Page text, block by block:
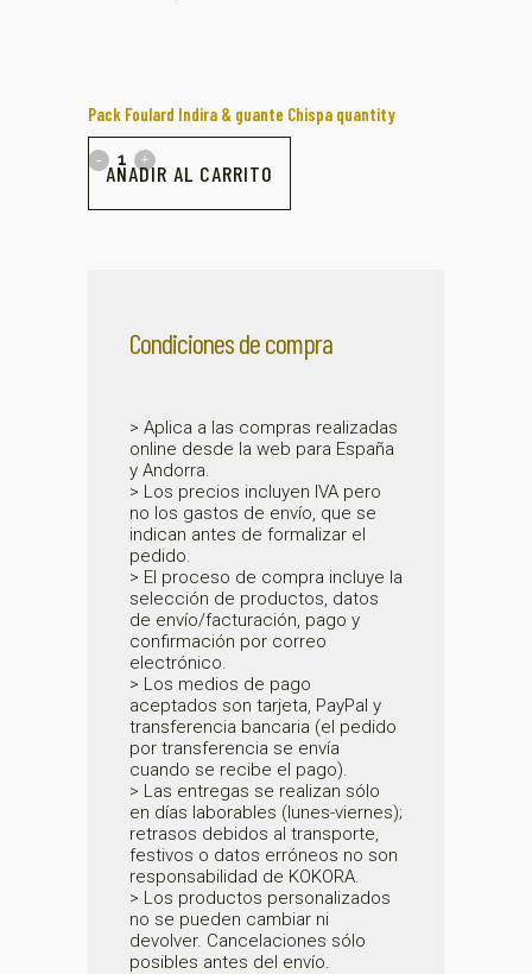
Pack Foulard Indira & guante Chispa quantity
AÑADIR AL CARRITO
Condiciones de compra
> Aplica a las compras realizadas
online desde la web para España
y Andorra.
> Los precios incluyen IVA pero
no los gastos de envío, que se
indican antes de formalizar el
pedido.
> El proceso de compra incluye la
selección de productos, datos
de envío/facturación, pago y
confirmación por correo
electrónico.
> Los medios de pago
aceptados son tarjeta, PayPal y
transferencia bancaria (el pedido
por transferencia se envía
cuando se recibe el pago).
> Las entregas se realizan sólo
en días laborables (lunes-viernes);
retrasos debidos al transporte,
festivos o datos erróneos no son
responsabilidad de KOKORA.
> Los productos personalizados
no se pueden cambiar ni
devolver. Cancelaciones sólo
posibles antes del envío.